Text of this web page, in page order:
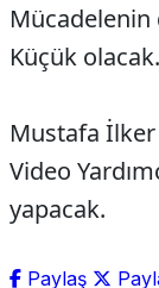
Küçük olacak.
Mustafa
Video
yapacak.
Paylaş